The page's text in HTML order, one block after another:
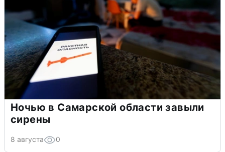
Ночью в Самарской области завыли
сирены
8 августа 0